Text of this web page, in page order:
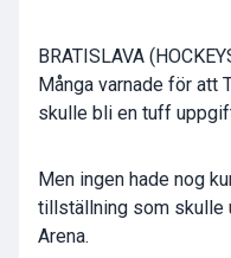
BRATISLAVA
Många varnade för att
skulle bli en tuff
Men ingen hade nog
tillställning som skulle
Arena.